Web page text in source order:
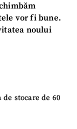
vor fi bune.
noului
stocare de 60